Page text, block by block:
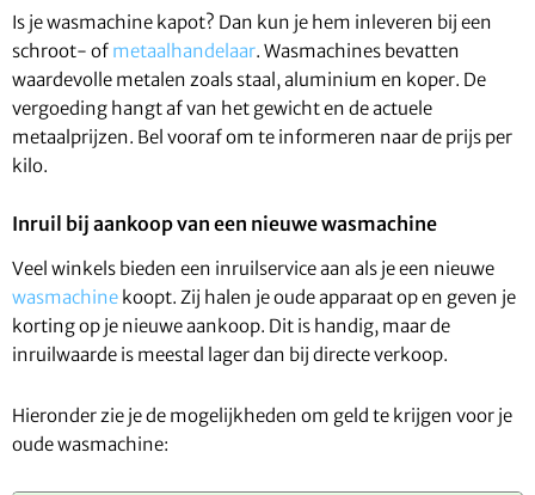
Is je wasmachine kapot? Dan kun je hem inleveren bij een
schroot- of metaalhandelaar. Wasmachines bevatten
waardevolle metalen zoals staal, aluminium en koper. De
vergoeding hangt af van het gewicht en de actuele
metaalprijzen. Bel vooraf om te informeren naar de prijs per
kilo.
Inruil bij aankoop van een nieuwe wasmachine
Veel winkels bieden een inruilservice aan als je een nieuwe
wasmachine koopt. Zij halen je oude apparaat op en geven je
korting op je nieuwe aankoop. Dit is handig, maar de
inruilwaarde is meestal lager dan bij directe verkoop.
Hieronder zie je de mogelijkheden om geld te krijgen voor je
oude wasmachine: